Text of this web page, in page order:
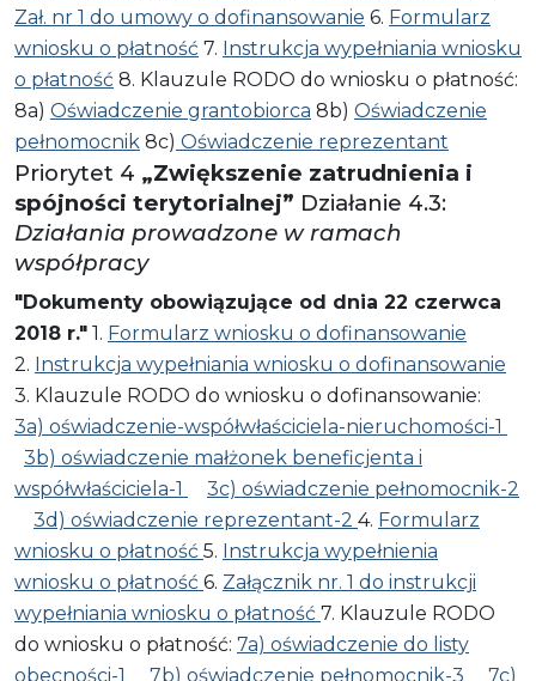
Zał. nr 1 do umowy o dofinansowanie 6. Formularz
wniosku o płatność 7. Instrukcja wypełniania wniosku
o płatność 8. Klauzule RODO do wniosku o płatność:
8a) Oświadczenie grantobiorca 8b) Oświadczenie
pełnomocnik 8c) Oświadczenie reprezentant
Priorytet 4 „Zwiększenie zatrudnienia i
spójności terytorialnej” Działanie 4.3:
Działania prowadzone w ramach
współpracy
"Dokumenty obowiązujące od dnia 22 czerwca
2018 r." 1. Formularz wniosku o dofinansowanie
2. Instrukcja wypełniania wniosku o dofinansowanie
3. Klauzule RODO do wniosku o dofinansowanie:
3a) oświadczenie-współwłaściciela-nieruchomości-1
3b) oświadczenie małżonek beneficjenta i
współwłaściciela-1
3c) oświadczenie pełnomocnik-2
3d) oświadczenie reprezentant-2 4. Formularz
wniosku o płatność 5. Instrukcja wypełnienia
wniosku o płatność 6. Załącznik nr. 1 do instrukcji
wypełniania wniosku o płatność 7. Klauzule RODO
do wniosku o płatność: 7a) oświadczenie do listy
obecności-1
7b) oświadczenie pełnomocnik-3 7c)